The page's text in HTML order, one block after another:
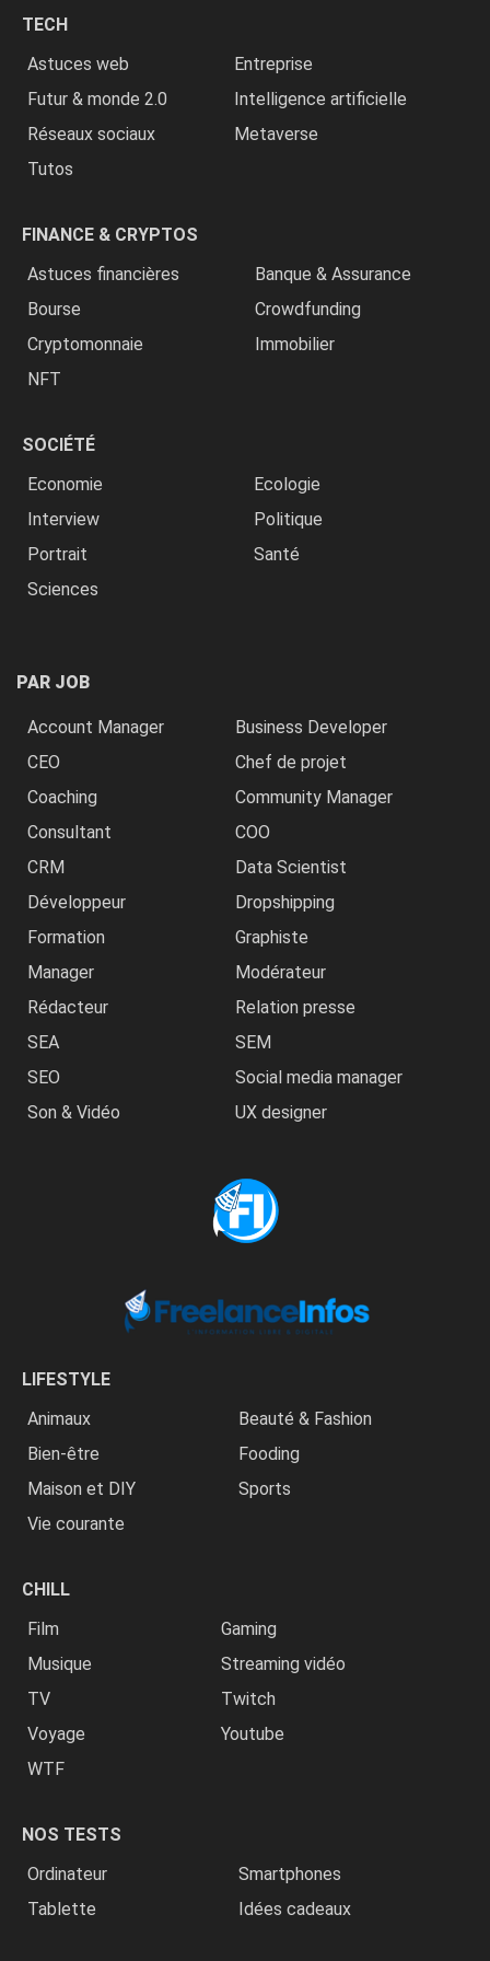
TECH
Astuces web
Entreprise
Futur & monde 2.0
Intelligence artificielle
Réseaux sociaux
Metaverse
Tutos
FINANCE & CRYPTOS
Astuces financières
Banque & Assurance
Bourse
Crowdfunding
Cryptomonnaie
Immobilier
NFT
SOCIÉTÉ
Economie
Ecologie
Interview
Politique
Portrait
Santé
Sciences
PAR JOB
Account Manager
Business Developer
CEO
Chef de projet
Coaching
Community Manager
Consultant
COO
CRM
Data Scientist
Développeur
Dropshipping
Formation
Graphiste
Manager
Modérateur
Rédacteur
Relation presse
SEA
SEM
SEO
Social media manager
Son & Vidéo
UX designer
LIFESTYLE
Animaux
Beauté & Fashion
Bien-être
Fooding
Maison et DIY
Sports
Vie courante
CHILL
Film
Gaming
Musique
Streaming vidéo
TV
Twitch
Voyage
Youtube
WTF
NOS TESTS
Ordinateur
Smartphones
Tablette
Idées cadeaux